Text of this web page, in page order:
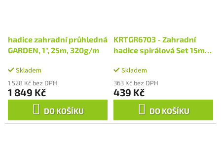
hadice zahradní průhledná
GARDEN, 1", 25m, 320g/m
Skladem
1 528 Kč bez DPH
1 849 Kč
DO KOŠÍKU
KRTGR6703 - Zahradní
hadice spirálová Set 15m
Skladem
363 Kč bez DPH
439 Kč
DO KOŠÍKU